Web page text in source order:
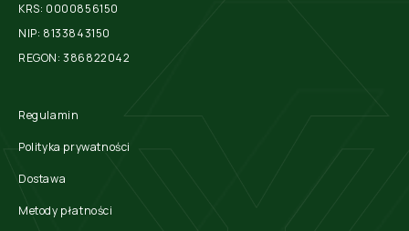
KRS: 0000856150
NIP: 8133843150
REGON: 386822042
Regulamin
Polityka prywatności
Dostawa
Metody płatności